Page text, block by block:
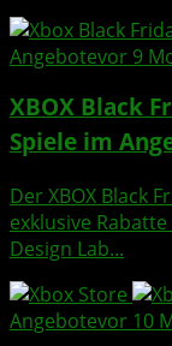
Angebotevor 9
XBOX Black
Spiele im
Der XBOX Black
exklusive
Design Lab...
Angebotevor 10